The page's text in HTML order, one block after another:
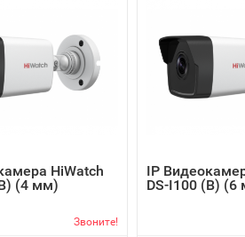
HiWatch
(4 мм)
Звоните!
IP
DS-I100 (B) (6